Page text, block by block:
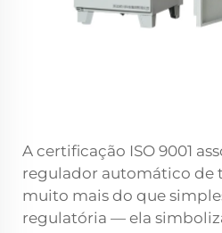
A certificação ISO 9001
regulador automático de
muito mais do que
regulatória — ela